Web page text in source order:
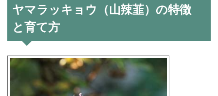
ヤマラッキョウ（山辣韮）の特徴
と育て方